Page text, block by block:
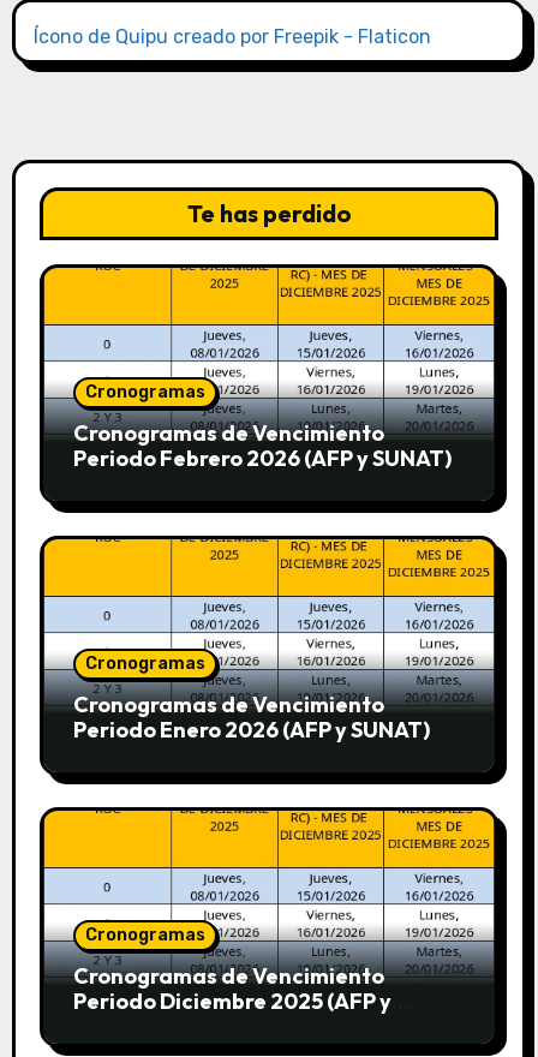
Ícono de Quipu creado por Freepik - Flaticon
Te has perdido
Cronogramas
Cronogramas de Vencimiento
Periodo Febrero 2026 (AFP y SUNAT)
Cronogramas
Cronogramas de Vencimiento
Periodo Enero 2026 (AFP y SUNAT)
Cronogramas
Cronogramas de Vencimiento
Periodo Diciembre 2025 (AFP y